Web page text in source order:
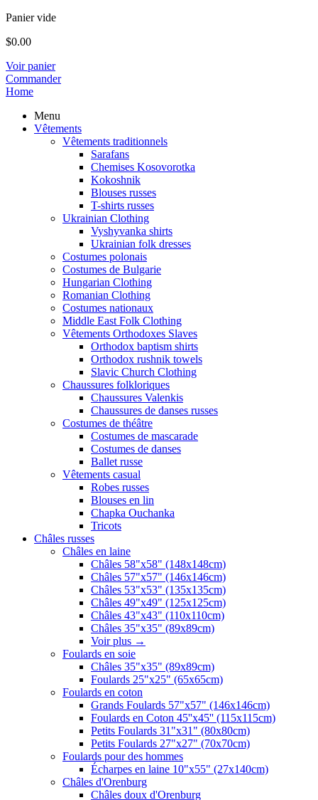
Panier vide
$0.00
Voir panier
Commander
Home
Menu
Vêtements
Vêtements traditionnels
Sarafans
Chemises Kosovorotka
Kokoshnik
Blouses russes
T-shirts russes
Ukrainian Clothing
Vyshyvanka shirts
Ukrainian folk dresses
Costumes polonais
Costumes de Bulgarie
Hungarian Clothing
Romanian Clothing
Costumes nationaux
Middle East Folk Clothing
Vêtements Orthodoxes Slaves
Orthodox baptism shirts
Orthodox rushnik towels
Slavic Church Clothing
Chaussures folkloriques
Chaussures Valenkis
Chaussures de danses russes
Costumes de théâtre
Costumes de mascarade
Costumes de danses
Ballet russe
Vêtements casual
Robes russes
Blouses en lin
Chapka Ouchanka
Tricots
Châles russes
Châles en laine
Châles 58"x58" (148x148cm)
Châles 57"x57" (146x146cm)
Châles 53"x53" (135x135cm)
Châles 49"x49" (125x125cm)
Châles 43"x43" (110x110cm)
Châles 35"x35" (89x89cm)
Voir plus →
Foulards en soie
Châles 35"x35" (89x89cm)
Foulards 25"x25" (65x65cm)
Foulards en coton
Grands Foulards 57"x57" (146x146cm)
Foulards en Coton 45''x45'' (115x115cm)
Petits Foulards 31"x31" (80x80cm)
Petits Foulards 27"x27" (70x70cm)
Foulards pour des hommes
Écharpes en laine 10"x55" (27x140cm)
Châles d'Orenburg
Châles doux d'Orenburg